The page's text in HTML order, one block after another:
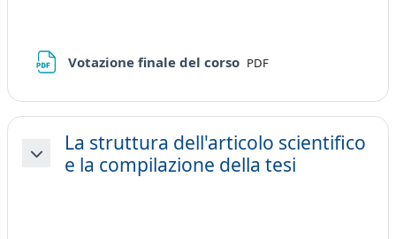
Votazione finale del corso File
PDF
Minimizza
La struttura dell'articolo scientifico
e la compilazione della tesi